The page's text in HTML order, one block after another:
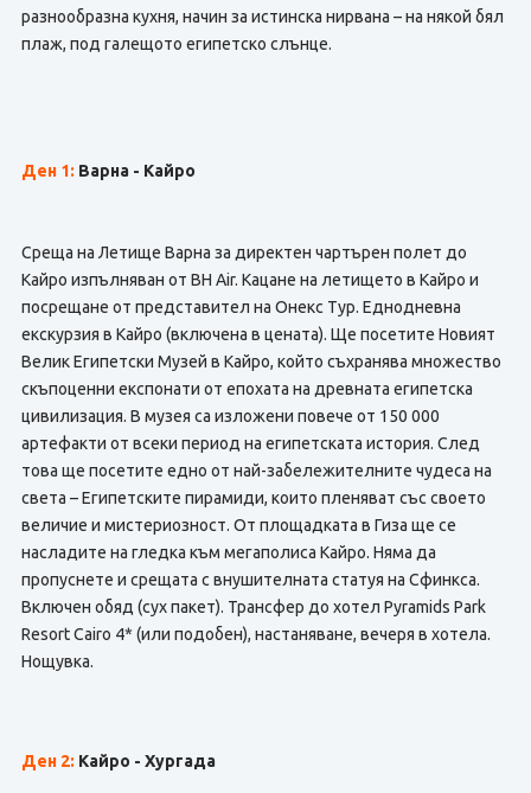
разнообразна кухня, начин за истинска нирвана – на някой бял
плаж, под галещото египетско слънце.
Ден 1: Варна - Кайро
Среща на Летище Варна за директен чартърен полет до
Кайро изпълняван от BH Air. Кацане на летището в Кайро и
посрещане от представител на Онекс Тур. Еднодневна
екскурзия в Кайро (включена в цената). Ще посетите Новият
Велик Египетски Музей в Кайро, който съхранява множество
скъпоценни експонати от епохата на древната египетска
цивилизация. В музея са изложени повече от 150 000
артефакти от всеки период на египетската история. След
това ще посетите едно от най-забележителните чудеса на
света – Египетските пирамиди, които пленяват със своето
величие и мистериозност. От площадката в Гиза ще се
насладите на гледка към мегаполиса Кайро. Няма да
пропуснете и срещата с внушителната статуя на Сфинкса.
Включен обяд (сух пакет). Трансфер до хотел Pyramids Park
Resort Cairo 4* (или подобен), настаняване, вечеря в хотела.
Нощувка.
Ден 2: Кайро - Хургада